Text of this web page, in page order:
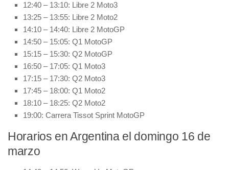
12:40 – 13:10: Libre 2 Moto3
13:25 – 13:55: Libre 2 Moto2
14:10 – 14:40: Libre 2 MotoGP
14:50 – 15:05: Q1 MotoGP
15:15 – 15:30: Q2 MotoGP
16:50 – 17:05: Q1 Moto3
17:15 – 17:30: Q2 Moto3
17:45 – 18:00: Q1 Moto2
18:10 – 18:25: Q2 Moto2
19:00: Carrera Tissot Sprint MotoGP
Horarios en Argentina el domingo 16 de
marzo